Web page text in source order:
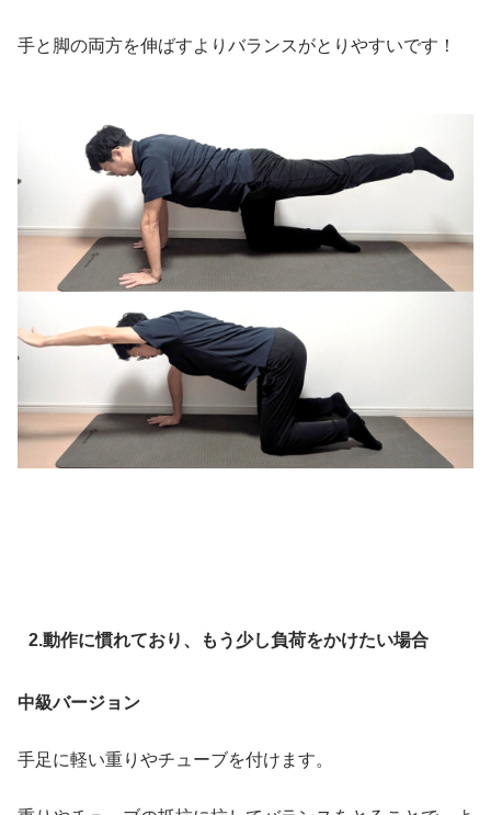
手と脚の両方を伸ばすよりバランスがとりやすいです！
2.動作に慣れており、もう少し負荷をかけたい場合
中級バージョン
手足に軽い重りやチューブを付けます。